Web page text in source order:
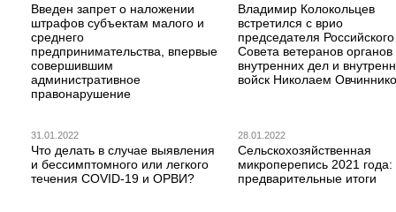
Введен запрет о наложении
штрафов субъектам малого и
среднего
предпринимательства, впервые
совершившим
административное
правонарушение
Владимир Колокольцев
встретился с врио
председателя Российского
Совета ветеранов органов
внутренних дел и
войск Николаем
31.01.2022
Что делать в случае выявления
и бессимптомного или легкого
течения COVID-19 и ОРВИ?
28.01.2022
Сельскохозяйственная
микроперепись 2021 года:
предварительные итоги